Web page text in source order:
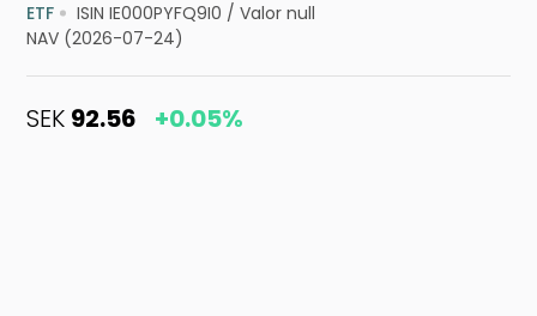
ETF ISIN IE000PYFQ9I0 /Valor null
NAV (2026-07-24)
SEK 92.56 +0.05%